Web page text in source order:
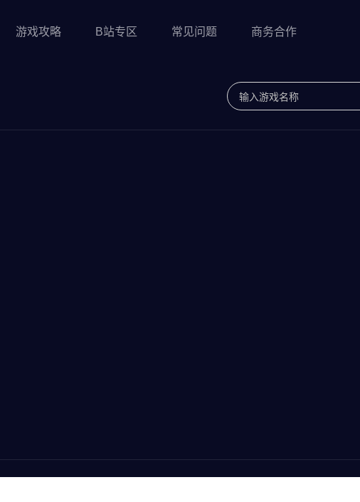
游戏攻略 B站专区 常见问题 商务合作